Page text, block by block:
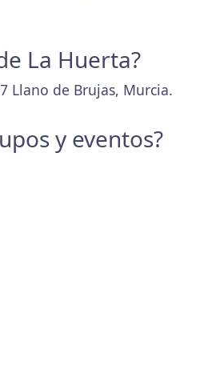
La Huerta?
Llano de Brujas, Murcia.
y eventos?